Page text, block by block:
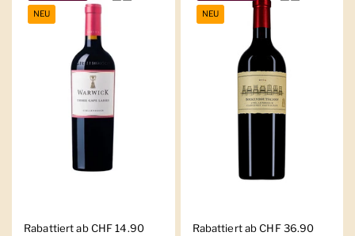
Regulärer Preis
Rabattiert ab CHF 14.90
NEU
Regulärer Preis
Rabattiert ab CHF 36.90
NEU